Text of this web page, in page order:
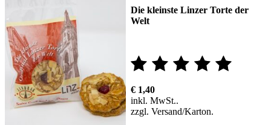
Die kleinste Linzer Torte der
Welt
Bewertet
mit
5.00
€ 1,40
inkl. MwSt.
zzgl. Versand